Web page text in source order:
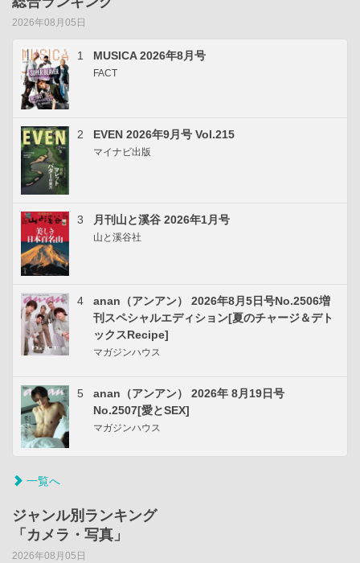
2026年08月05日
1 MUSICA 2026年8月号
FACT
2 EVEN 2026年9月号 Vol.215
マイナビ出版
3 月刊山と溪谷 2026年1月号
山と溪谷社
4
anan（アンアン） 2026年8月5日号No.2506増
刊スペシャルエディション[夏のチャージ＆デト
ックスRecipe]
マガジンハウス
5
anan（アンアン） 2026年 8月19日号
No.2507[愛とSEX]
マガジンハウス
一覧へ
ジャンル別ランキング
「カメラ・写真」
2026年08月05日